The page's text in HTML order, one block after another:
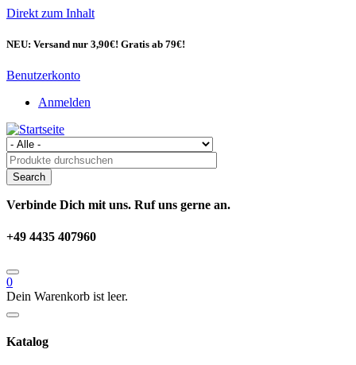
Direkt zum Inhalt
NEU: Versand nur 3,90€! Gratis ab 79€!
Benutzerkonto
Anmelden
Verbinde Dich mit uns. Ruf uns gerne an.
+49 4435 407960
0
Dein Warenkorb ist leer.
Katalog